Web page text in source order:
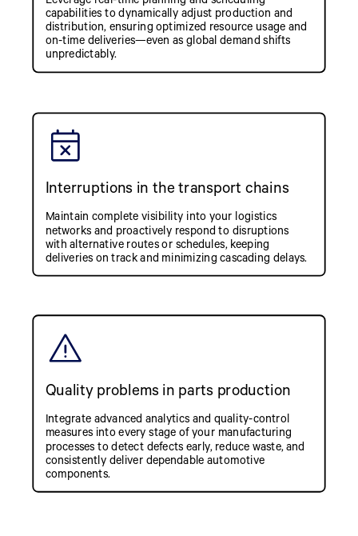
capabilities to dynamically adjust production and
distribution, ensuring optimized resource usage and
on-time deliveries—even as global demand shifts
unpredictably.
Interruptions in the transport chains
Maintain complete visibility into your logistics
networks and proactively respond to disruptions
with alternative routes or schedules, keeping
deliveries on track and minimizing cascading delays.
Quality problems in parts production
Integrate advanced analytics and quality-control
measures into every stage of your manufacturing
processes to detect defects early, reduce waste, and
consistently deliver dependable automotive
components.